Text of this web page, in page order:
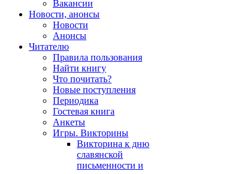
Вакансии
Новости, анонсы
Новости
Анонсы
Читателю
Правила пользования
Найти книгу
Что почитать?
Новые поступления
Периодика
Гостевая книга
Анкеты
Игры. Викторины
Викторина к дню
славянской
письменности и